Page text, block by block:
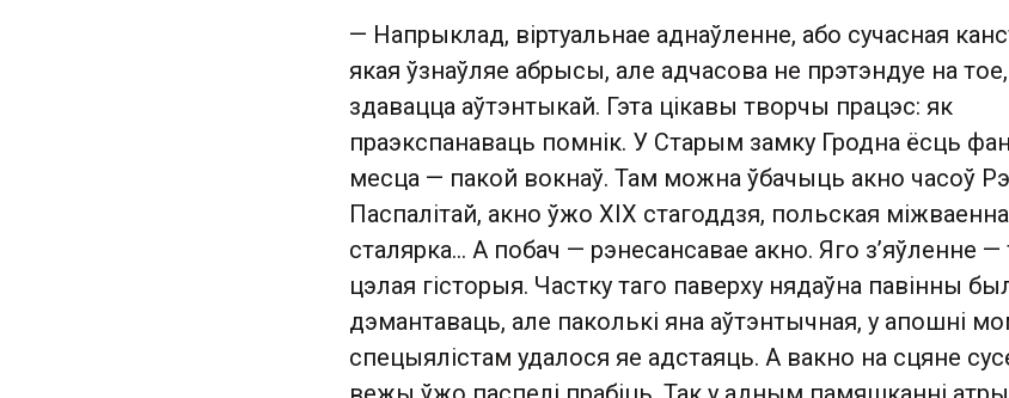
— Напрыклад, віртуальнае аднаўленне, або сучасная
якая ўзнаўляе абрысы, але адчасова не прэтэндуе на
здавацца аўтэнтыкай. Гэта цікавы творчы працэс: як
праэкспанаваць помнік. У Старым замку Гродна ёсць
месца — пакой вокнаў. Там можна ўбачыць акно часоў
Паспалітай, акно ўжо ХІХ стагоддзя, польская
сталярка… А побач — рэнесансавае акно. Яго з’яўленне —
цэлая гісторыя. Частку таго паверху нядаўна павінны
дэмантаваць, але паколькі яна аўтэнтычная, у апошні
спецыялістам удалося яе адстаяць. А вакно на сцяне